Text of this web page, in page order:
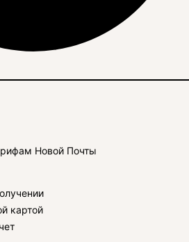
Новой Почты
картой